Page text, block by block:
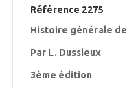
Référence 2275
Histoire générale de
Par L. Dussieux
3ème édition